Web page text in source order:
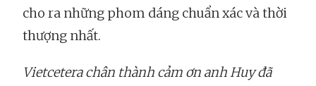
cho ra những phom dáng chuẩn xác và thời
thượng nhất.
Vietcetera chân thành cảm ơn anh Huy đã